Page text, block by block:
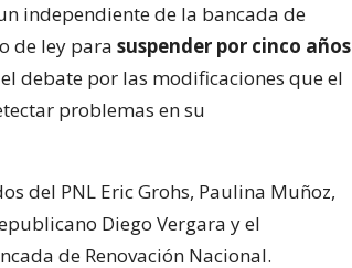
independiente de la bancada de
de ley para suspender por cinco años
debate por las modificaciones que el
problemas en su
del PNL Eric Grohs, Paulina Muñoz,
Diego Vergara y el
de Renovación Nacional.